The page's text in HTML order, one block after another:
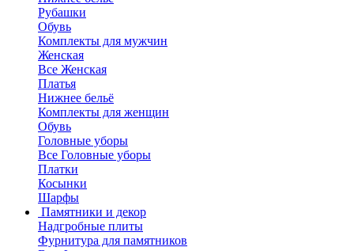
Рубашки
Обувь
Комплекты для мужчин
Женская
Все Женская
Платья
Нижнее бельё
Комплекты для женщин
Обувь
Головные уборы
Все Головные уборы
Платки
Косынки
Шарфы
Памятники и декор
Надгробные плиты
Фурнитура для памятников